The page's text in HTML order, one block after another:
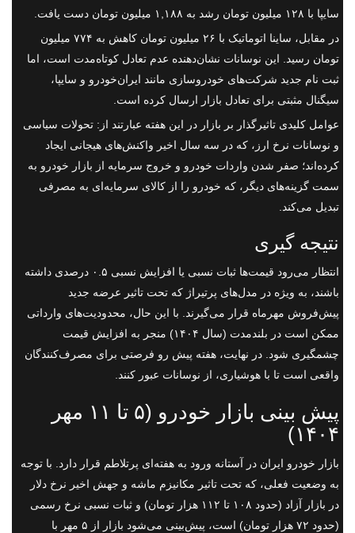
سایپا با ۱۲۸ میلیون تومان رشد به ۱,۱۸۸ میلیون تومان دست یافت.
در مقابل، ساینا اتوماتیک با ۲۶ میلیون تومان کاهش به ۷۷۴ میلیون
تومان رسید. این نوسانات نشان‌دهنده عدم تعادل کوتاه‌مدت است، اما
ثبت نام جدید شرکت‌های خودروسازی مانند ایران‌خودرو و سایپا،
سیگنال مثبتی برای تعادل بازار ارسال کرده است.
عوامل کلیدی تاثیرگذار بر بازار در این هفته عبارتند از: تحولات سیاسی
و نوسانات نرخ ارز، که در سه سال اخیر واکنش‌های هیجانی ایجاد
کرده‌اند؛ صفر شدن واردات خودرو و خروج سرمایه از بازار خودرو به
سمت گزینه‌های دیگر، که خودرو را از کالای سرمایه‌ای به مصرفی
تبدیل می‌کند.
نتیجه گیری
انتظار می‌رود قیمت‌ها ثبات نسبی یا افزایش نسبی ۰.۵ درصدی داشته
باشند، به ویژه در مدل‌های پرتیراژ که تحت تاثیر عرضه جدید
پیش‌فروش مهرماه قرار می‌گیرند. با این حال، محدودیت‌های وارداتی
ممکن است در بلندمدت (سال ۱۴۰۴) منجر به افزایش قیمت
چشمگیری شود. در نهایت، هفته پیش رو فرصتی برای مصرف‌کنندگان
واقعی است تا با هوشیاری، از نوسانات عبور کنند.
پیش بینی بازار خودرو (۵ تا ۱۱ مهر
۱۴۰۴)
بازار خودرو ایران در آستانه ورود به هفته‌ای پرتلاطم قرار دارد. با توجه
به وضعیت فعلی، که تحت تاثیر مکانیزم ماشه و جهش اخیر نرخ دلار
در بازار آزاد (حدود ۱۰۸ تا ۱۱۲ هزار تومان) و ثبات نسبی نرخ رسمی
(حدود ۷۲ هزار تومان) است، پیش‌بینی می‌شود بازار از ۵ مهر با